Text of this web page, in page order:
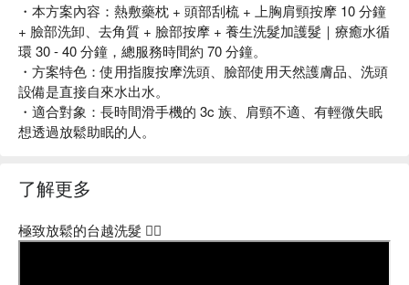
・本方案內容：熱敷藥枕 + 頭部刮梳 + 上胸肩頸按摩 10 分鐘
+ 臉部洗卸、去角質 + 臉部按摩 + 養生洗髮加護髮｜療癒水循
環 30 - 40 分鐘，總服務時間約 70 分鐘。
・方案特色：使用指腹按摩洗頭、臉部使用天然護膚品、洗頭
設備是直接自來水出水。
・適合對象：長時間滑手機的 3c 族、肩頸不適、有輕微失眠
想透過放鬆助眠的人。
了解更多
極致放鬆的台越洗髮 🧖‍♀️